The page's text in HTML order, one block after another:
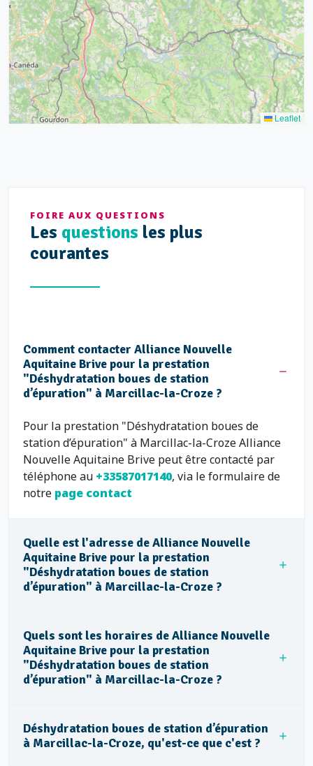
5
13
5
20
10
Leaflet
FOIRE AUX QUESTIONS
Les questions les plus
courantes
Comment contacter Alliance Nouvelle
Aquitaine Brive pour la prestation
"Déshydratation boues de station
d’épuration" à Marcillac-la-Croze ?
Pour la prestation "Déshydratation boues de
station d’épuration" à Marcillac-la-Croze Alliance
Nouvelle Aquitaine Brive peut être contacté par
téléphone au +33587017140, via le formulaire de
notre page contact
Quelle est l'adresse de Alliance Nouvelle
Aquitaine Brive pour la prestation
"Déshydratation boues de station
d’épuration" à Marcillac-la-Croze ?
Quels sont les horaires de Alliance Nouvelle
Aquitaine Brive pour la prestation
"Déshydratation boues de station
d’épuration" à Marcillac-la-Croze ?
Déshydratation boues de station d’épuration
à Marcillac-la-Croze, qu'est-ce que c'est ?